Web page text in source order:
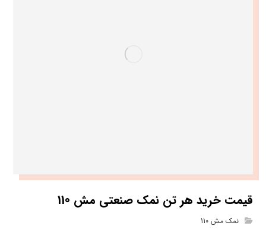
قیمت خرید هر تن نمک صنعتی مش 110
نمک مش 110